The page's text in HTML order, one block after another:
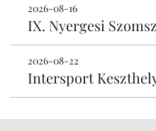
2026-08-16
IX. Nyergesi
2026-08-22
Intersport